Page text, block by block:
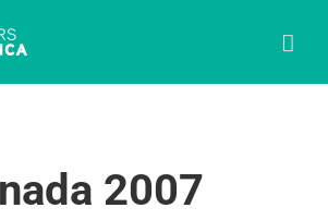
2007